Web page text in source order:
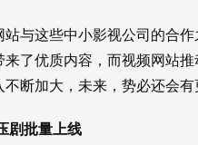
站与这些中小影视公司的合
来了优质内容，而视频网站
不断加大，未来，势必还会
剧批量上线